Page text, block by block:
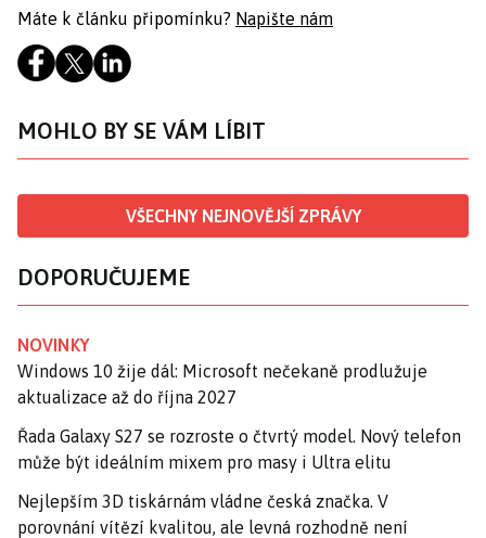
Máte k článku připomínku? Napište nám
MOHLO BY SE VÁM LÍBIT
VŠECHNY NEJNOVĚJŠÍ ZPRÁVY
DOPORUČUJEME
NOVINKY
Windows 10 žije dál: Microsoft nečekaně prodlužuje
aktualizace až do října 2027
Řada Galaxy S27 se rozroste o čtvrtý model. Nový telefon
může být ideálním mixem pro masy i Ultra elitu
Nejlepším 3D tiskárnám vládne česká značka. V
porovnání vítězí kvalitou, ale levná rozhodně není